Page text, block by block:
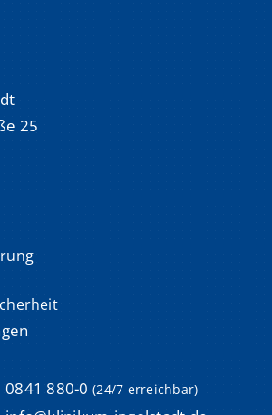
25
0841 880-0 (24/7 erreichbar)